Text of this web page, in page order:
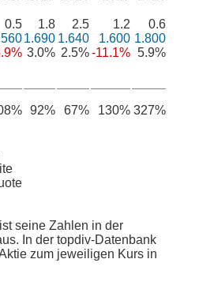
0.5
1.8
1.690
3.0%
92%
2.5
1.640
2.5%
67%
1.2
1.600
-11.1%
130%
0.6
1.800
5.9%
327%
seine Zahlen in der
In der topdiv-Datenbank
zum jeweiligen Kurs in